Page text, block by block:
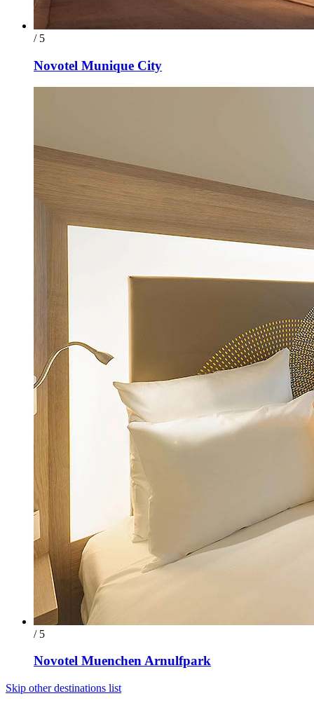
/ 5
Novotel Munique City
/ 5
Novotel Muenchen Arnulfpark
Skip other destinations list